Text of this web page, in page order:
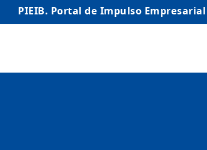
PIEIB. Portal de Impulso
INICIO